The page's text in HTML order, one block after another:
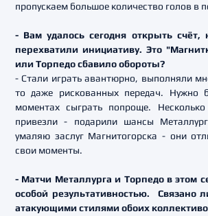
пропускаем большое количество голов в
- Вам удалось сегодня открыть счёт,
перехватили инициативу. Это
или Торпедо сбавило обороты?
- Стали играть авантюрно, выполняли
то даже рискованных передач. Нужно
моментах сыграть попроще.
привезли - подарили шансы
умаляю заслуг Магнитогорска - они
свои моменты.
- Матчи Металлурга и Торпедо в этом
особой результативностью. Связано
атакующими стилями обоих